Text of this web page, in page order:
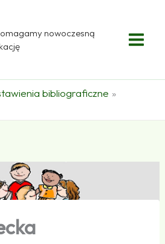
nowoczesną
bibliograficzne